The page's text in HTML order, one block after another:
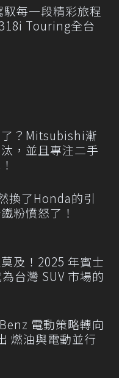
每一段精彩旅程
Touring全台
？Mitsubishi漸
，並且專注二手
換了Honda的引
粉憤怒了！
及！2025 年賓士
台灣 SUV 市場的
電動策略轉向
燃油與電動並行